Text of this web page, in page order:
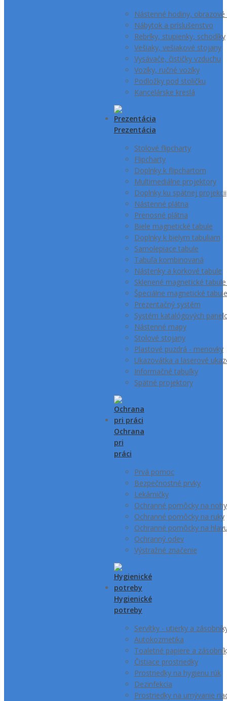
Nástenné hodiny, obrazové
Nábytok a príslušenstvo
Rebríky, stupienky, schodíky
Vešiaky, vešiakové stojany
Vysávače, čističky vzduchu
Vozíky, ručné vozíky
Podložky pod stoličku
Kancelárske kreslá
Prezentácia
Stolové flipcharty
Flipcharty
Doplnky k flipchartom
Multimediálne projektory
Doplnky ku spätnej projekcii
Nástenné plátna
Prenosné plátna
Biele magnetické tabule
Doplnky k bielym tabuliam
Samolepiace tabule
Tabuľa kombinovaná
Nástenky a korkové tabule
Sklenené magnetické
Špeciálne magnetické tabule
Prezentačný systém
Systém katalógových
Nástenné mapy
Stolové stojany
Plastové puzdrá - menovky
Ukazovátka a laserové
Informačné tabuľky
Spätné projektory
Ochrana
pri
práci
Prvá pomoc
Bezpečnostné prvky
Lekárničky
Ochranné pomôcky na nohy
Ochranné pomôcky na ruky
Ochranné pomôcky na
Ochranný odev
Výstražné značenie
Hygienické
potreby
Servítky - utierky a
Autokozmetika
Toaletné papiere a
Čistiace prostriedky
Prostriedky na hygienu rúk
Dezinfekcia
Prostriedky na umývanie